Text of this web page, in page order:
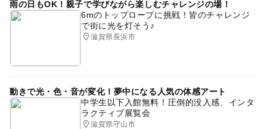
雨の日もOK！親子で学びながら楽しむチャレンジの場！
6mのトップロープに挑戦！皆のチャレンジ
で街に光を灯そう♪
滋賀県長浜市
動きで光・色・音が変化！夢中になる人気の体感アート
中学生以下入館無料！圧倒的没入感、インタ
ラクティブ展覧会
滋賀県守山市